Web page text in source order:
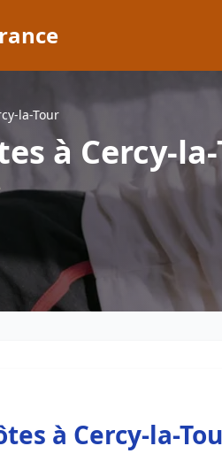
la-Tour
à Cercy-
à Cercy-la-